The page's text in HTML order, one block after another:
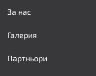
За нас
Галерия
Партньори